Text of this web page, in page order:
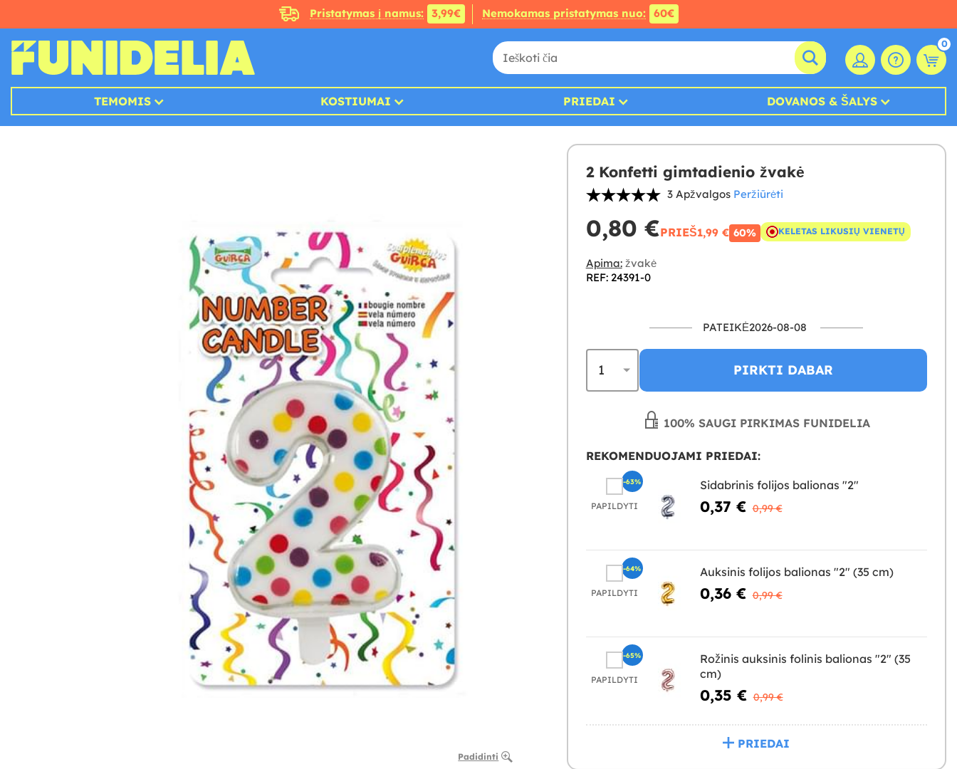
Pristatymas į namus: 3,99€ Nemokamas pristatymas nuo: 60€
0
TEMOMIS KOSTIUMAI PRIEDAI DOVANOS & ŠALYS
Padidinti
2 Konfetti gimtadienio žvakė
3 Apžvalgos Peržiūrėti
0,80 €PRIEŠ1,99 € 60% KELETAS LIKUSIŲ VIENETŲ
Apima:žvakė
REF: 24391-0
PATEIKĖ2026-08-08
PIRKTI DABAR
100% SAUGI PIRKIMAS FUNIDELIA
REKOMENDUOJAMI PRIEDAI:
PAPILDYTI
Sidabrinis folijos balionas "2"
0,37 € 0,99 €
-63%
PAPILDYTI
Auksinis folijos balionas "2" (35 cm)
0,36 € 0,99 €
-64%
PAPILDYTI
Rožinis auksinis folinis balionas "2" (35
cm)
0,35 € 0,99 €
-65%
PRIEDAI